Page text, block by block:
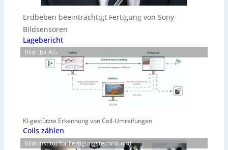
Erdbeben beeinträchtigt Fertigung von Sony-
Bildsensoren
Lagebericht
Bild: iba AG
KI-gestützte Erkennung von Coil-Umreifungen
Coils zählen
Bild: Institut für Fertigungstechnik und